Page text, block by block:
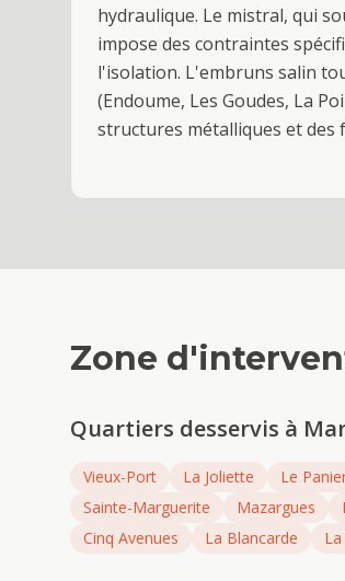
hydraulique. Le mistral, qui
impose des contraintes
l'isolation. L'embruns salin
(Endoume, Les Goudes, La
structures métalliques et des
Zone
Quartiers desservis à
Vieux-Port La Joliette Le
Sainte-Marguerite
Mazargues
Cinq Avenues
La Blancarde